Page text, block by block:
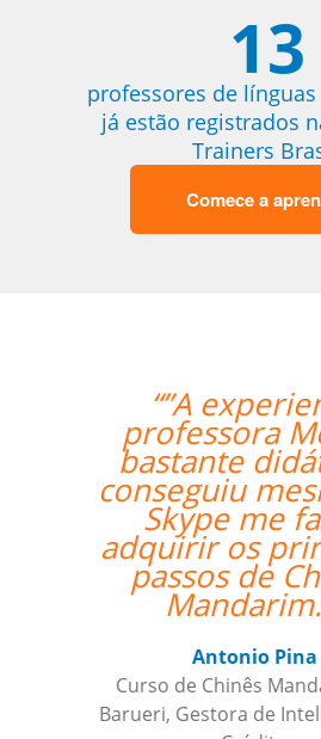
13
professores de
já estão registrados
Trainers
Comece a
“”Everything
teacher/
already
established,
very positive
me.””
Miguel
Curso de Inglês em Rio